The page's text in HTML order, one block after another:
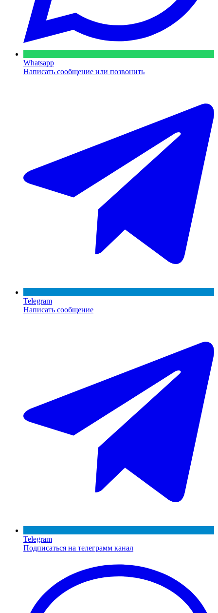
Whatsapp
Написать сообщение или позвонить
Telegram
Написать сообщение
Telegram
Подписаться на телеграмм канал